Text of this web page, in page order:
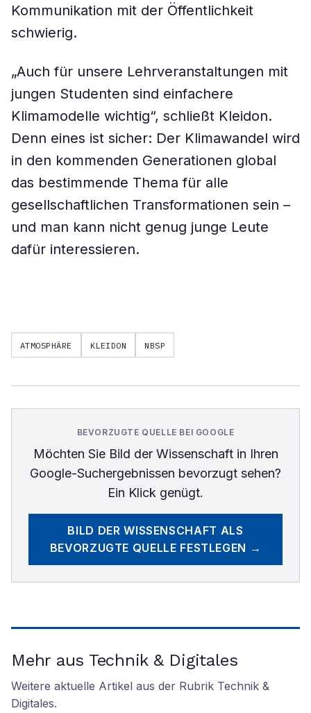
Kommunikation mit der Öffentlichkeit
schwierig.
„Auch für unsere Lehrveranstaltungen mit
jungen Studenten sind einfachere
Klimamodelle wichtig“, schließt Kleidon.
Denn eines ist sicher: Der Klimawandel wird
in den kommenden Generationen global
das bestimmende Thema für alle
gesellschaftlichen Transformationen sein –
und man kann nicht genug junge Leute
dafür interessieren.
ATMOSPHÄRE KLEIDON NBSP
BEVORZUGTE QUELLE BEI GOOGLE
Möchten Sie Bild der Wissenschaftin Ihren
Google-Suchergebnissen bevorzugt sehen?
Ein Klick genügt.
BILD DER WISSENSCHAFT ALS
BEVORZUGTE QUELLE FESTLEGEN →
Mehr aus Technik & Digitales
Weitere aktuelle Artikel aus der Rubrik Technik &
Digitales.